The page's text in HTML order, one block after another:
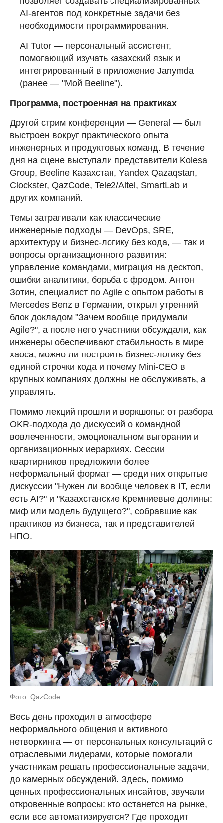
AI-агентов под конкретные задачи без
необходимости программирования.
AI Tutor — персональный ассистент,
помогающий изучать казахский язык и
интегрированный в приложение Janymda
(ранее — "Мой Beeline").
Программа, построенная на практиках
Другой стрим конференции — General — был
выстроен вокруг практического опыта
инженерных и продуктовых команд. В течение
дня на сцене выступали представители Kolesa
Group, Beeline Казахстан, Yandex Qazaqstan,
Clockster, QazCode, Tele2/Altel, SmartLab и
других компаний.
Темы затрагивали как классические
инженерные подходы — DevOps, SRE,
архитектуру и бизнес-логику без кода, — так и
вопросы организационного развития:
управление командами, миграция на десктоп,
ошибки аналитики, борьба с фродом. Антон
Зотин, специалист по Agile c опытом работы в
Mercedes Benz в Германии, открыл утренний
блок докладом "Зачем вообще придумали
Agile?", а после него участники обсуждали, как
инженеры обеспечивают стабильность в мире
хаоса, можно ли построить бизнес-логику без
единой строчки кода и почему Mini-CEO в
крупных компаниях должны не обслуживать, а
управлять.
Помимо лекций прошли и воркшопы: от разбора
OKR-подхода до дискуссий о командной
вовлеченности, эмоциональном выгорании и
организационных иерархиях. Сессии
квартирников предложили более
неформальный формат — среди них открытые
дискуссии "Нужен ли вообще человек в IT, если
есть AI?" и "Казахстанские Кремниевые долины:
миф или модель будущего?", собравшие как
практиков из бизнеса, так и представителей
НПО.
Фото: QazCode
Весь день проходил в атмосфере
неформального общения и активного
нетворкинга — от персональных консультаций с
отраслевыми лидерами, которые помогали
участникам решать профессиональные задачи,
до камерных обсуждений. Здесь, помимо
ценных профессиональных инсайтов, звучали
откровенные вопросы: кто останется на рынке,
если все автоматизируется? Где проходит